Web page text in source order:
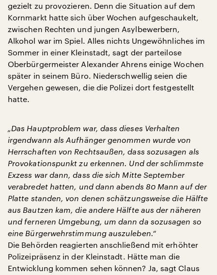
gezielt zu provozieren. Denn die Situation auf dem
Kornmarkt hatte sich über Wochen aufgeschaukelt,
zwischen Rechten und jungen Asylbewerbern,
Alkohol war im Spiel. Alles nichts Ungewöhnliches im
Sommer in einer Kleinstadt, sagt der parteilose
Oberbürgermeister Alexander Ahrens einige Wochen
später in seinem Büro. Niederschwellig seien die
Vergehen gewesen, die die Polizei dort festgestellt
hatte.
„Das Hauptproblem war, dass dieses Verhalten
irgendwann als Aufhänger genommen wurde von
Herrschaften von Rechtsaußen, dass sozusagen als
Provokationspunkt zu erkennen. Und der schlimmste
Exzess war dann, dass die sich Mitte September
verabredet hatten, und dann abends 80 Mann auf der
Platte standen, von denen schätzungsweise die Hälfte
aus Bautzen kam, die andere Hälfte aus der näheren
und ferneren Umgebung, um dann da sozusagen so
eine Bürgerwehrstimmung auszuleben.“
Die Behörden reagierten anschließend mit erhöhter
Polizeipräsenz in der Kleinstadt. Hätte man die
Entwicklung kommen sehen können? Ja, sagt Claus